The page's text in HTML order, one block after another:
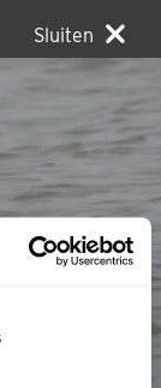
Sluiten